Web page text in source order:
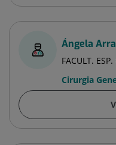
Ángela
FACULT.
Cirurgia